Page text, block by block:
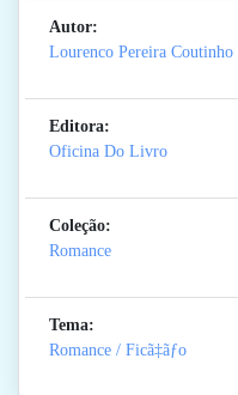
Autor:
Lourenco Pereira Coutinho
Editora:
Oficina Do Livro
Coleção:
Romance
Tema:
Romance / Ficã‡ãƒo